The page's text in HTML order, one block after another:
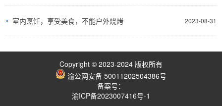
2023-08-31
室内烹饪，享受美食，不能户外烧烤
Copyright © 2023-2024 版权所有
渝公网安备 50011202504386号
备案号：
渝ICP备2023007416号-1